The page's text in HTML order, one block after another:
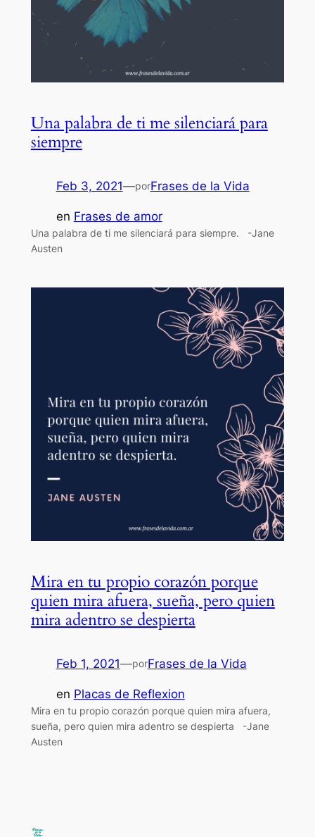
Una palabra de ti me silenciará para
siempre
Feb 3, 2021—porFrases de la Vida
en Frases de amor
Una palabra de ti me silenciará para siempre. -Jane
Austen
Mira en tu propio corazón porque
quien mira afuera, sueña, pero quien
mira adentro se despierta
Feb 1, 2021—porFrases de la Vida
en Placas de Reflexion
Mira en tu propio corazón porque quien mira afuera,
sueña, pero quien mira adentro se despierta -Jane
Austen